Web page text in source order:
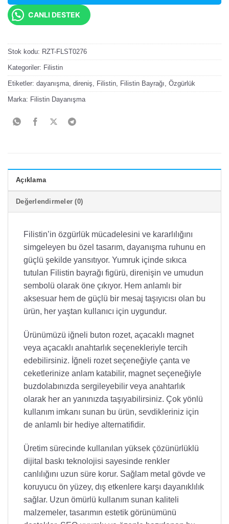
CANLI DESTEK
Stok kodu: RZT-FLST0276
Kategoriler: Filistin
Etiketler: dayanışma, direniş, Filistin, Filistin Bayrağı, Özgürlük
Marka: Filistin Dayanışma
Açıklama
Değerlendirmeler (0)
Filistin’in özgürlük mücadelesini ve kararlılığını
simgeleyen bu özel tasarım, dayanışma ruhunu en
güçlü şekilde yansıtıyor. Yumruk içinde sıkıca
tutulan Filistin bayrağı figürü, direnişin ve umudun
sembolü olarak öne çıkıyor. Hem anlamlı bir
aksesuar hem de güçlü bir mesaj taşıyıcısı olan bu
ürün, her yaştan kullanıcı için uygundur.
Ürünümüzü iğneli buton rozet, açacaklı magnet
veya açacaklı anahtarlık seçenekleriyle tercih
edebilirsiniz. İğneli rozet seçeneğiyle çanta ve
ceketlerinize anlam katabilir, magnet seçeneğiyle
buzdolabınızda sergileyebilir veya anahtarlık
olarak her an yanınızda taşıyabilirsiniz. Çok yönlü
kullanım imkanı sunan bu ürün, sevdikleriniz için
de anlamlı bir hediye alternatifidir.
Üretim sürecinde kullanılan yüksek çözünürlüklü
dijital baskı teknolojisi sayesinde renkler
canlılığını uzun süre korur. Sağlam metal gövde ve
koruyucu ön yüzey, dış etkenlere karşı dayanıklılık
sağlar. Uzun ömürlü kullanım sunan kaliteli
malzemeler, tasarımın estetik görünümünü